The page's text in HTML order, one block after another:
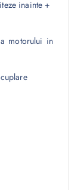
inainte +
motorului in